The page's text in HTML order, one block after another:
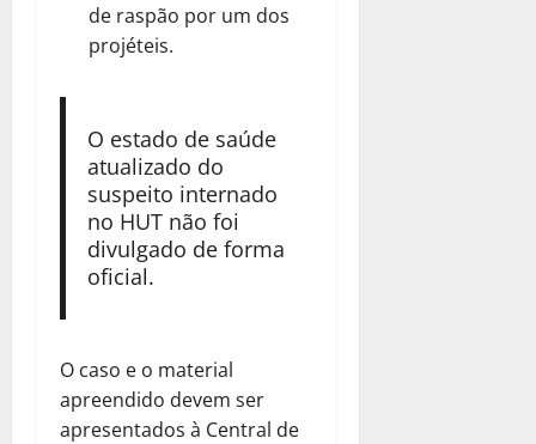
de raspão por um dos
projéteis.
O estado de saúde
atualizado do
suspeito internado
no HUT não foi
divulgado de forma
oficial.
O caso e o material
apreendido devem ser
apresentados à Central de